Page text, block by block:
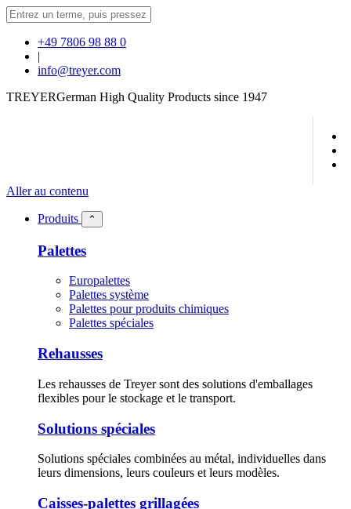
+49 7806 98 88 0
|
info@treyer.com
TREYERGerman High Quality Products since 1947
Aller au contenu
Produits ⌃
Palettes
Europalettes
Palettes système
Palettes pour produits chimiques
Palettes spéciales
Rehausses
Les rehausses de Treyer sont des solutions d'emballages
flexibles pour le stockage et le transport.
Solutions spéciales
Solutions spéciales combinées au métal, individuelles dans
leurs dimensions, leurs couleurs et leurs modèles.
Caisses-palettes grillagées